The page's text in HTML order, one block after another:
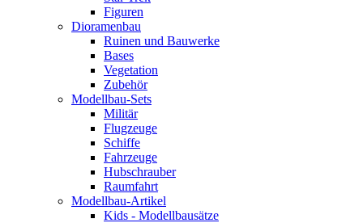
Figuren
Dioramenbau
Ruinen und Bauwerke
Bases
Vegetation
Zubehör
Modellbau-Sets
Militär
Flugzeuge
Schiffe
Fahrzeuge
Hubschrauber
Raumfahrt
Modellbau-Artikel
Kids - Modellbausätze